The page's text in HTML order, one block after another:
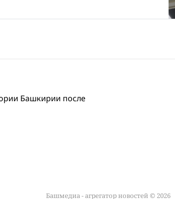
Башкирии после
Башмедиа - агрегатор новостей © 2026